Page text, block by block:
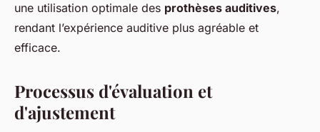
une utilisation optimale des prothèses auditives,
rendant l’expérience auditive plus agréable et
efficace.
Processus d'évaluation et
d'ajustement